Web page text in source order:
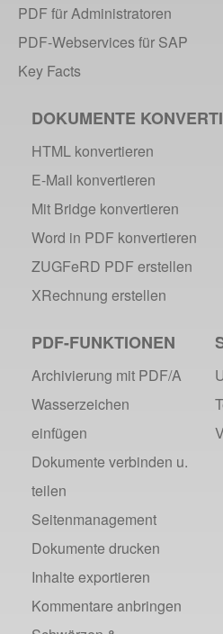
Audio & Video in PDF
PDF/X im Druckprozess
Verschlüsselung von PDF
ISO-Norm 24517
2013
ISO 16612-2: PDF/VT
Archivierung von E-Mails
Rechtsgültige
Metadaten in PDF-Dateien
Barrierefreiheit mit PDF/UA
ZUGFeRD: E-Rechnung
Grafikdateien mit
OCR: webPDF wandelt
Zehn Merksätze des
Wasserzeichen im PDF
Bewerbung als PDF
ISO-19005 kompakt
Durchsuchbare PDF
VM für rapid deployment
Rechtsicherheit - Digitale
webPDF 5 Feedback
HR Formatvereinheitlichung
Webservices für Software-
PDF für Administratoren
PDF-Webservices für SAP
Key Facts
DOKUMENTE
HTML konvertieren
E-Mail konvertieren
Mit Bridge konvertieren
Word in PDF konvertieren
ZUGFeRD PDF erstellen
XRechnung erstellen
PDF-FUNKTIONEN
Archivierung mit PDF/A
Wasserzeichen
einfügen
Dokumente verbinden u.
teilen
Seitenmanagement
Dokumente drucken
Inhalte exportieren
Kommentare anbringen